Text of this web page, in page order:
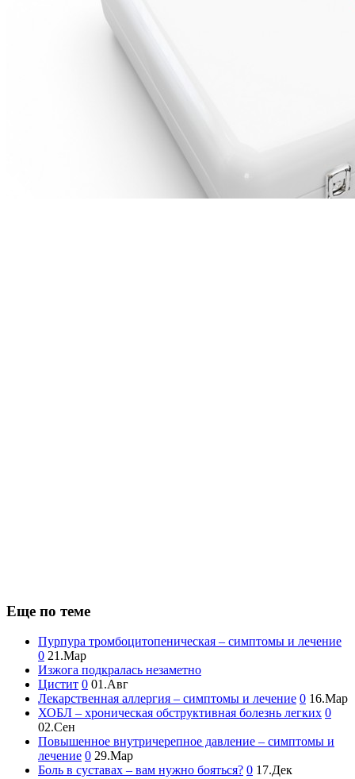
Еще по теме
Пурпура тромбоцитопеническая – симптомы и лечение
0 21.Мар
Изжога подкралась незаметно
Цистит 0 01.Авг
Лекарственная аллергия – симптомы и лечение 0 16.Мар
ХОБЛ – хроническая обструктивная болезнь легких 0
02.Сен
Повышенное внутричерепное давление – симптомы и
лечение 0 29.Мар
Боль в суставах – вам нужно бояться? 0 17.Дек